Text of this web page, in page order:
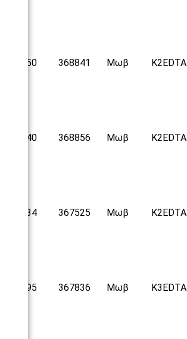
25050 368841 Μωβ Κ2 EDTA
25040 368856 Μωβ Κ2 EDTA
25234 367525 Μωβ Κ2 EDTA
25195 367836 Μωβ Κ3EDTA